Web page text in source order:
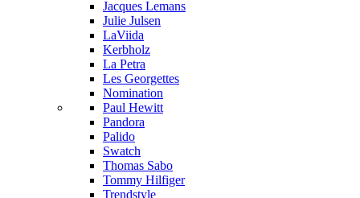
Jacques Lemans
Julie Julsen
LaViida
Kerbholz
La Petra
Les Georgettes
Nomination
Paul Hewitt
Pandora
Palido
Swatch
Thomas Sabo
Tommy Hilfiger
Trendstyle